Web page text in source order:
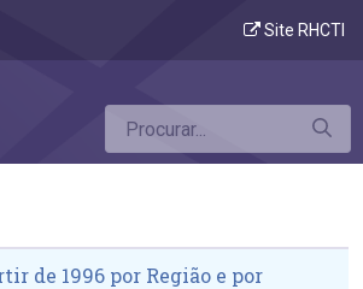
Site RHCTI
de 1996 por Região e por